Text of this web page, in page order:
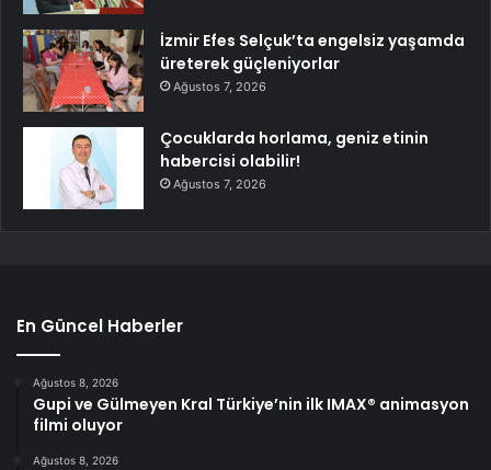
İzmir Efes Selçuk’ta engelsiz yaşamda
üreterek güçleniyorlar
Ağustos 7, 2026
Çocuklarda horlama, geniz etinin
habercisi olabilir!
Ağustos 7, 2026
En Güncel Haberler
Ağustos 8, 2026
Gupi ve Gülmeyen Kral Türkiye’nin ilk IMAX® animasyon
filmi oluyor
Ağustos 8, 2026